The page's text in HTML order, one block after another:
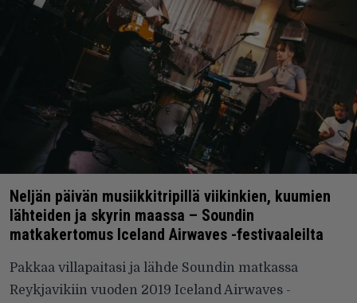
Neljän päivän musiikkitripillä viikinkien, kuumien
lähteiden ja skyrin maassa – Soundin
matkakertomus Iceland Airwaves -festivaaleilta
Pakkaa villapaitasi ja lähde Soundin matkassa
Reykjavikiin vuoden 2019 Iceland Airwaves -